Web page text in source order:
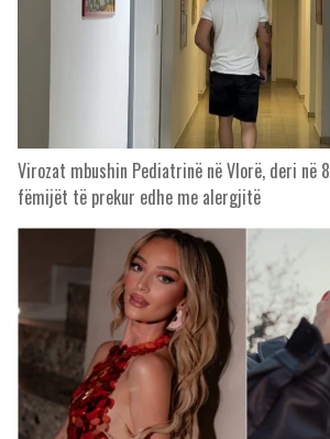
Virozat mbushin Pediatrinë në Vlorë, deri në
fëmijët të prekur edhe me alergjitë